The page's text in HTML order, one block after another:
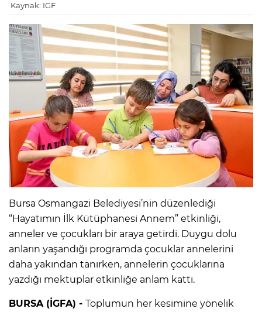
Kaynak: IGF
Bursa Osmangazi Belediyesi’nin düzenlediği
“Hayatımın İlk Kütüphanesi Annem” etkinliği,
anneler ve çocukları bir araya getirdi. Duygu dolu
anların yaşandığı programda çocuklar annelerini
daha yakından tanırken, annelerin çocuklarına
yazdığı mektuplar etkinliğe anlam kattı.
BURSA (İGFA) - Toplumun her kesimine yönelik